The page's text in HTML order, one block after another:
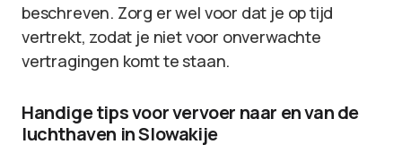
beschreven. Zorg er wel voor dat je op tijd
vertrekt, zodat je niet voor onverwachte
vertragingen komt te staan.
Handige tips voor vervoer naar en van de
luchthaven in Slowakije